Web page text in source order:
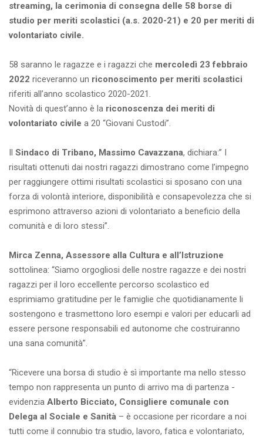
streaming, la cerimonia di consegna delle 58 borse di
studio per meriti scolastici (a.s. 2020-21) e 20 per meriti di
volontariato civile.
58 saranno le ragazze e i ragazzi che mercoledì 23 febbraio
2022 riceveranno un riconoscimento per meriti scolastici
riferiti all’anno scolastico 2020-2021.
Novità di quest’anno è la riconoscenza dei meriti di
volontariato civile a 20 “Giovani Custodi”.
Sindaco di Tribano, Massimo Cavazzana, dichiara:” I
risultati ottenuti dai nostri ragazzi dimostrano come l’impegno
per raggiungere ottimi risultati scolastici si sposano con una
forza di volontà interiore, disponibilità e consapevolezza che si
esprimono attraverso azioni di volontariato a beneficio della
comunità e di loro stessi”.
Mirca Zenna, Assessore alla Cultura e all’Istruzione
sottolinea: “Siamo orgogliosi delle nostre ragazze e dei nostri
ragazzi per il loro eccellente percorso scolastico ed
esprimiamo gratitudine per le famiglie che quotidianamente li
sostengono e trasmettono loro esempi e valori per educarli ad
essere persone responsabili ed autonome che costruiranno
una sana comunità”.
“Ricevere una borsa di studio è sì importante ma nello stesso
tempo non rappresenta un punto di arrivo ma di partenza -
evidenzia Alberto Bicciato, Consigliere comunale con
Delega al Sociale e Sanità – è occasione per ricordare a noi
tutti come il connubio tra studio, lavoro, fatica e volontariato,